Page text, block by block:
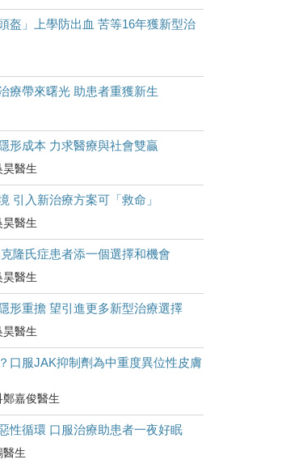
盔」上學防出血 苦等16年獲新型治
療帶來曙光 助患者重獲新生
形成本 力求醫療與社會雙贏
昊醫生
引入新治療方案可「救命」
昊醫生
隆氏症患者添一個選擇和機會
昊醫生
形重擔 望引進更多新型治療選擇
昊醫生
口服JAK抑制劑為中重度異位性皮膚
鄭嘉俊醫生
性循環 口服治療助患者一夜好眠
醫生